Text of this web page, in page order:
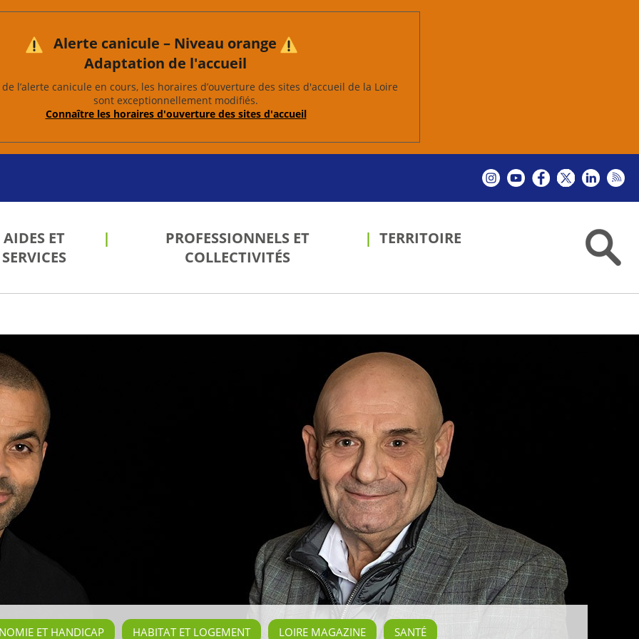
Alerte canicule – Niveau orange
Adaptation de l'accueil
l’alerte canicule en cours, les horaires d’ouverture des sites d'accueil de la Loire
sont exceptionnellement modifiés.
Connaître les horaires d'ouverture des sites d'accueil
AIDES ET
SERVICES
PROFESSIONNELS ET
COLLECTIVITÉS
TERRITOIRE
ET HANDICAP HABITAT ET LOGEMENT LOIRE MAGAZINE SANTÉ